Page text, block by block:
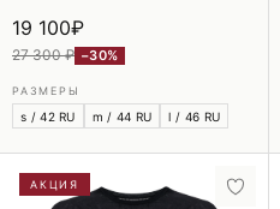
19 100₽
27 300 ₽ −30%
РАЗМЕРЫ
s / 42 RU m / 44 RU l / 46 RU
АКЦИЯ